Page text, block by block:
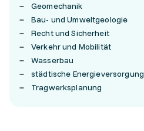
Geomechanik
Bau- und Umweltgeologie
Recht und Sicherheit
Verkehr und Mobilität
Wasserbau
städtische Energieversorgung
Tragwerksplanung